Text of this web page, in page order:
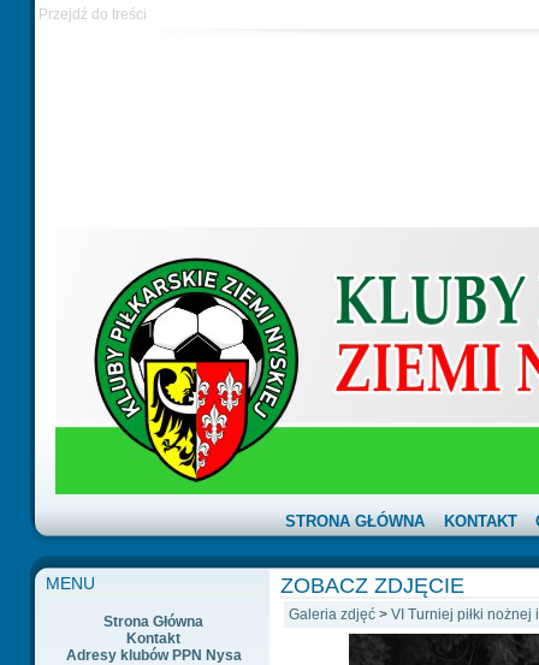
Przejdź do treści
STRONA GŁÓWNA KONTAKT
MENU
Strona Główna
Kontakt
Adresy klubów PPN Nysa
ZOBACZ ZDJĘCIE
Galeria zdjęć> VI Turniej piłki nożnej